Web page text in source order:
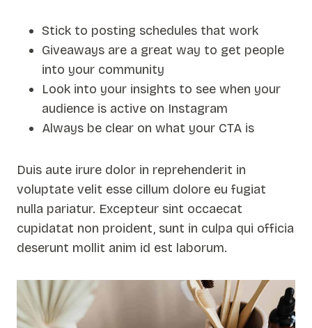
Stick to posting schedules that work
Giveaways are a great way to get people
into your community
Look into your insights to see when your
audience is active on Instagram
Always be clear on what your CTA is
Duis aute irure dolor in reprehenderit in
voluptate velit esse cillum dolore eu fugiat
nulla pariatur. Excepteur sint occaecat
cupidatat non proident, sunt in culpa qui officia
deserunt mollit anim id est laborum.